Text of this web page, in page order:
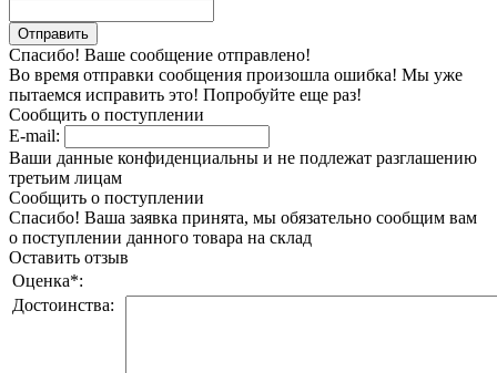
Спасибо! Ваше сообщение отправлено!
Во время отправки сообщения произошла ошибка! Мы уже
пытаемся исправить это! Попробуйте еще раз!
Сообщить о поступлении
E-mail:
Ваши данные конфиденциальны и не подлежат разглашению
третьим лицам
Сообщить о поступлении
Спасибо! Ваша заявка принята, мы обязательно сообщим вам
о поступлении данного товара на склад
Оставить отзыв
Оценка*:
Достоинства: